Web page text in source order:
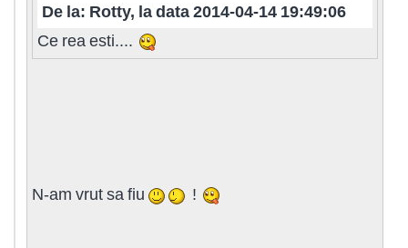
De la: Rotty, la data 2014-04-14 19:49:06
Ce rea esti....
N-am vrut sa fiu !